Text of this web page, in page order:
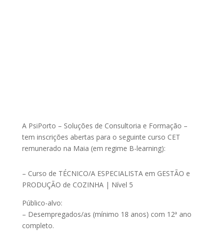
A PsiPorto – Soluções de Consultoria e Formação –
tem inscrições abertas para o seguinte curso CET
remunerado na Maia (em regime B-learning):
– Curso de TÉCNICO/A ESPECIALISTA em GESTÃO e
PRODUÇÃO de COZINHA | Nível 5
Público-alvo:
– Desempregados/as (mínimo 18 anos) com 12ª ano
completo.